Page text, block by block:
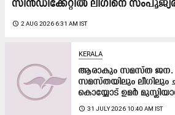
സിൻഡിക്കേറ്റിൽ ലീഗിനെ
access_time 2 AUG 2026 6:31 AM IST
KERALA
ആരാകും സമസ്ത ജന.
സമസ്തയിലും ലീഗിലും
കൊയ്യോട് ഉമർ
access_time 31 JULY 2026 10:40 AM IST